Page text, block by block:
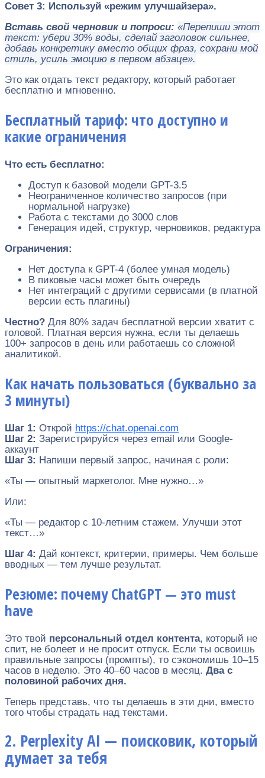
Совет 3: Используй «режим улучшайзера».
Вставь свой черновик и попроси: «Перепиши этот
текст: убери 30% воды, сделай заголовок сильнее,
добавь конкретику вместо общих фраз, сохрани мой
стиль, усиль эмоцию в первом абзаце».
Это как отдать текст редактору, который работает
бесплатно и мгновенно.
Бесплатный тариф: что доступно и
какие ограничения
Что есть бесплатно:
Доступ к базовой модели GPT-3.5
Неограниченное количество запросов (при
нормальной нагрузке)
Работа с текстами до 3000 слов
Генерация идей, структур, черновиков, редактура
Ограничения:
Нет доступа к GPT-4 (более умная модель)
В пиковые часы может быть очередь
Нет интеграций с другими сервисами (в платной
версии есть плагины)
Честно? Для 80% задач бесплатной версии хватит с
головой. Платная версия нужна, если ты делаешь
100+ запросов в день или работаешь со сложной
аналитикой.
Как начать пользоваться (буквально за
3 минуты)
Шаг 1: Открой https://chat.openai.com
Шаг 2: Зарегистрируйся через email или Google-
аккаунт
Шаг 3: Напиши первый запрос, начиная с роли:
«Ты — опытный маркетолог. Мне нужно…»
Или:
«Ты — редактор с 10-летним стажем. Улучши этот
текст…»
Шаг 4: Дай контекст, критерии, примеры. Чем больше
вводных — тем лучше результат.
Резюме: почему ChatGPT — это must
have
Это твой персональный отдел контента, который не
спит, не болеет и не просит отпуск. Если ты освоишь
правильные запросы (промпты), то сэкономишь 10–15
часов в неделю. Это 40–60 часов в месяц. Два с
половиной рабочих дня.
Теперь представь, что ты делаешь в эти дни, вместо
того чтобы страдать над текстами.
2. Perplexity AI — поисковик, который
думает за тебя